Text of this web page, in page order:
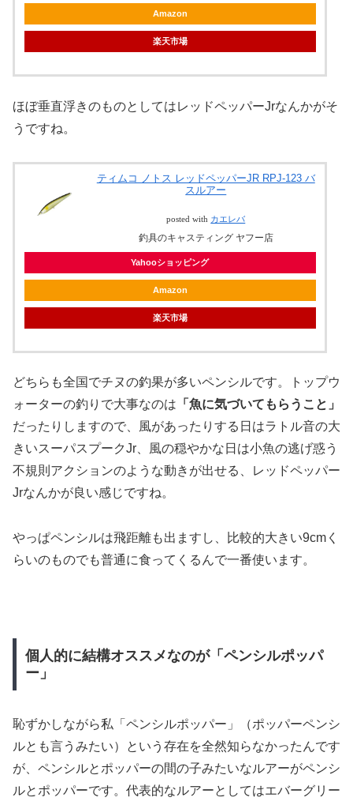
Amazon
楽天市場
ほぼ垂直浮きのものとしてはレッドペッパーJrなんかがそ
うですね。
ティムコ ノトス レッドペッパーJR RPJ-123 バ
スルアー
posted with カエレバ
釣具のキャスティング ヤフー店
Yahooショッピング
Amazon
楽天市場
どちらも全国でチヌの釣果が多いペンシルです。トップウ
ォーターの釣りで大事なのは 「魚に気づいてもらうこと」
だったりしますので、風があったりする日はラトル音の大
きいスーパスプークJr、風の穏やかな日は小魚の逃げ惑う
不規則アクションのような動きが出せる、レッドペッパー
Jrなんかが良い感じですね。
やっぱペンシルは飛距離も出ますし、比較的大きい9cmく
らいのものでも普通に食ってくるんで一番使います。
個人的に結構オススメなのが「ペンシルポッパ
ー」
恥ずかしながら私「ペンシルポッパー」（ポッパーペンシ
ルとも言うみたい）という存在を全然知らなかったんです
が、ペンシルとポッパーの間の子みたいなルアーがペンシ
ルとポッパーです。代表的なルアーとしてはエバーグリー